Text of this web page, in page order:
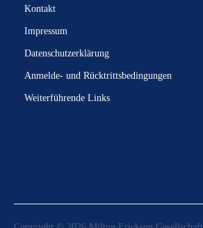
Kontakt
Impressum
Datenschutzerklärung
Anmelde- und Rücktrittsbedingungen
Weiterführende Links